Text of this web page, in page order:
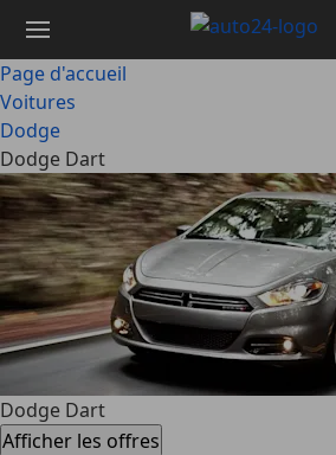
contenu
principal
Page d'accueil
Voitures
Dodge
Dodge Dart
Dodge Dart
Afficher les offres